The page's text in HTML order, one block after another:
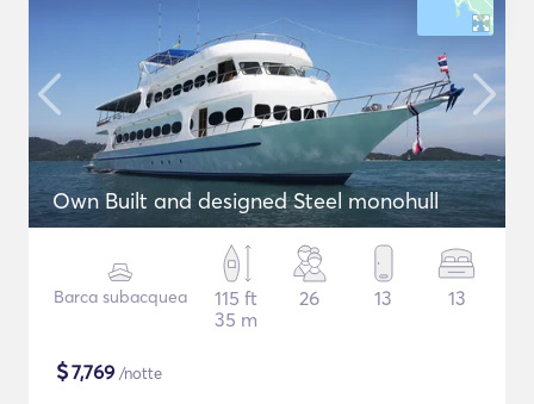
Own Built and designed Steel monohull
Barca subacquea
115 ft
35 m
26 13 13
$7,769 /notte